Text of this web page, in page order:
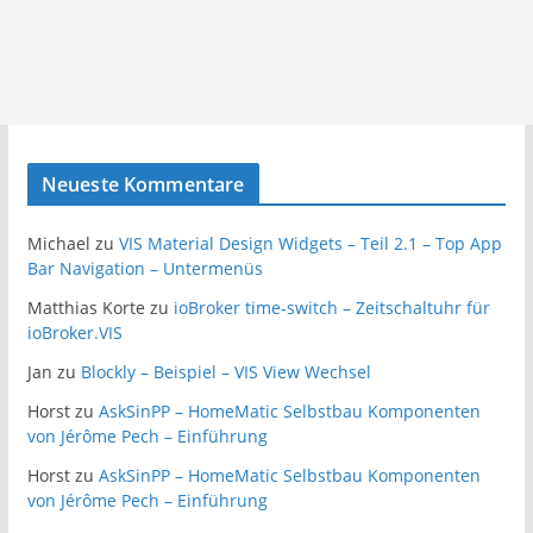
Neueste Kommentare
Michael zu VIS Material Design Widgets – Teil 2.1 – Top App
Bar Navigation – Untermenüs
Matthias Korte zu ioBroker time-switch – Zeitschaltuhr für
ioBroker.VIS
Jan zu Blockly – Beispiel – VIS View Wechsel
Horstzu AskSinPP – HomeMatic Selbstbau Komponenten
von Jérôme Pech – Einführung
Horstzu AskSinPP – HomeMatic Selbstbau Komponenten
von Jérôme Pech – Einführung